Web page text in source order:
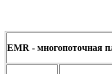
EMR - многопоточная